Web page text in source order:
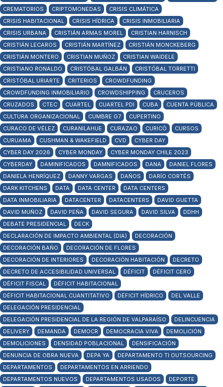
CREMATORIOS
CRIPTOMONEDAS
CRISIS CLIMÁTICA
CRISIS HABITACIONAL
CRISIS HÍDRICA
CRISIS INMOBILIARIA
CRISIS URBANA
CRISTIÁN ARMAS MOREL
CRISTIAN HARNISCH
CRISTIÁN LECAROS
CRISTIÁN MARTÍNEZ
CRISTIÁN MONCKEBERG
CRISTIÁN MONTERO
CRISTIAN MUÑOZ
CRISTIAN WAIDELE
CRISTIANO RONALDO
CRISTÓBAL GALBÁN
CRISTÓBAL TORRETTI
CRISTÓBAL URIARTE
CRITERIOS
CROWDFUNDING
CROWDFUNDING INMOBILIARIO
CROWDSHIPPING
CRUCEROS
CRUZADOS
CTEC CUARTEL CUARTEL PDI CUBA
CUENTA PÚBLICA
CULTURA ORGANIZACIONAL
CUMBRE G7
CUPERTINO
CURACO DE VÉLEZ
CURANILAHUE CURAZAO CURICÓ
CURSOS
CURUAMA
CUSHMAN & WAKEFIELD CVD
CYBER DAY
CYBER DAY 2026
CYBER MONDAY
CYBER MONDAY CHILE 2023
CYBERDAY
DAMINIFICADOS DAMNIFICADOS DANA
DANIEL FLORES
DANIELA HENRÍQUEZ
DANNY VARGAS DAÑOS
DARÍO CORTÉS
DARK KITCHENS
DATA DATA CENTER
DATA CENTERS
DATA INMOBILIARIA
DATACENTER DATACENTERS
DAVID GUETTA
DAVID MUÑOZ
DAVID PEÑA DAVID SEGURA DAVID SILVA
DDHH
DEBATE PRESIDENCIAL
DECK
DECLARACIÓN DE IMPACTO AMBIENTAL (DIA)
DECORACIÓN
DECORACIÓN BAÑO
DECORACIÓN DE FLORES
DECORACIÓN DE INTERIORES
DECORACIÓN HABITACIÓN
DECRETO
DECRETO DE ACCESIBILIDAD UNIVERSAL
DÉFICIT
DÉFICIT CERO
DÉFICIT FISCAL
DÉFICIT HABITACIONAL
DÉFICIT HABITACIONAL CUANTITATIVO
DÉFICIT HÍDRICO
DEL VALLE
DELEGACIÓN PRESIDENCIAL
DELEGACIÓN PRESIDENCIAL DE LA REGIÓN DE VALPARAÍSO
DELINCUENCIA
DELIVERY
DEMANDA DEMOCR DEMOCRACIA VIVA
DEMOLICIÓN
DEMOLICIONES
DENSIDAD POBLACIONAL
DENSIFICACIÓN
DENUNCIA DE OBRA NUEVA
DEPA YA
DEPARTAMENTO TI OUTSOURCING
DEPARTAMENTOS
DEPARTAMENTOS EN ARRIENDO
DEPARTAMENTOS NUEVOS
DEPARTAMENTOS USADOS
DEPORTE